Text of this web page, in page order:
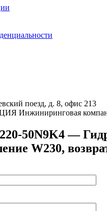
поезд, д. 8, офис 213
Инжиниринговая
50N9K4 —
W230,